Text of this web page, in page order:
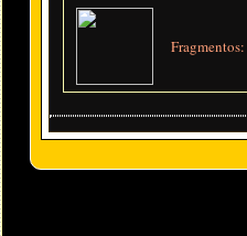
Fragmentos: